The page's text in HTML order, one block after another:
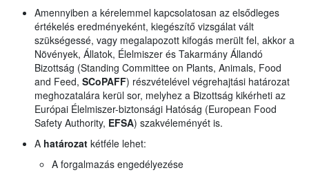
Amennyiben a kérelemmel kapcsolatosan az elsődleges
értékelés eredményeként, kiegészítő vizsgálat vált
szükségessé, vagy megalapozott kifogás merült fel, akkor a
Növények, Állatok, Élelmiszer és Takarmány Állandó
Bizottság (Standing Committee on Plants, Animals, Food
and Feed, SCoPAFF) részvételével végrehajtási határozat
meghozatalára kerül sor, melyhez a Bizottság kikérheti az
Európai Élelmiszer-biztonsági Hatóság (European Food
Safety Authority, EFSA) szakvéleményét is.
A határozat kétféle lehet:
A forgalmazás engedélyezése